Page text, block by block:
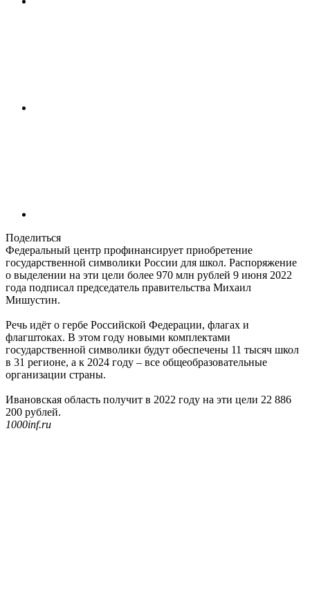
Поделиться
Федеральный центр профинансирует приобретение
государственной символики России для школ. Распоряжение
о выделении на эти цели более 970 млн рублей 9 июня 2022
года подписал председатель правительства Михаил
Мишустин.
Речь идёт о гербе Российской Федерации, флагах и
флагштоках. В этом году новыми комплектами
государственной символики будут обеспечены 11 тысяч школ
в 31 регионе, а к 2024 году – все общеобразовательные
организации страны.
Ивановская область получит в 2022 году на эти цели 22 886
200 рублей.
1000inf.ru